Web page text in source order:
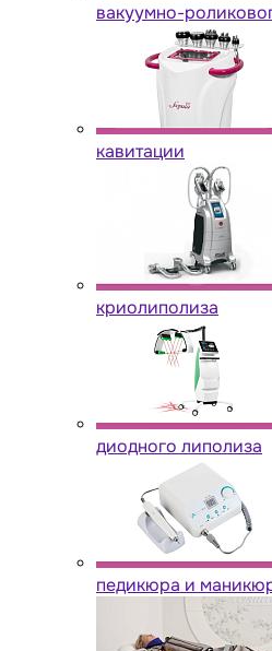
вакуумно-
кавитации
криолиполиза
диодного липолиза
педикюра и